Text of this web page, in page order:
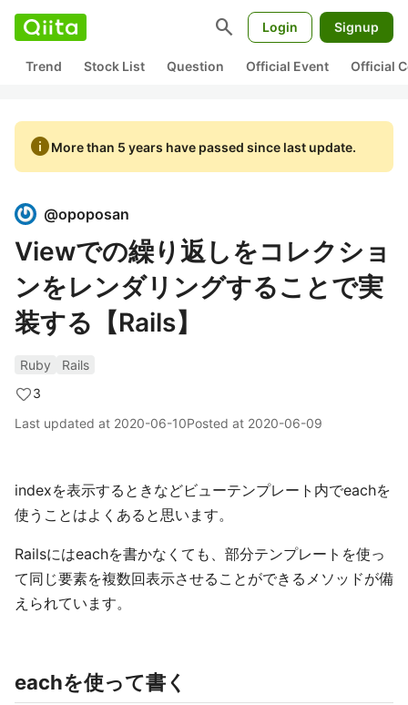
search Login Signup
Trend Stock List Question Official Event Official
infoMore than 5 years have passed since last update.
@opoposan
Viewでの繰り返しをコレクショ
ンをレンダリングすることで実
装する【Rails】
Ruby
Rails
3
Last updated at 2020-06-10Posted at 2020-06-09
indexを表示するときなどビューテンプレート内でeachを
使うことはよくあると思います。
Railsにはeachを書かなくても、部分テンプレートを使っ
て同じ要素を複数回表示させることができるメソッドが備
えられています。
eachを使って書く